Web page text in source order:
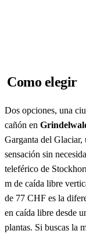
Como elegir
Dos opciones, una
cañón en
Garganta del
sensación sin
teleférico de
m de caída libre
de 77 CHF es la
en caída libre desde
plantas. Si buscas la